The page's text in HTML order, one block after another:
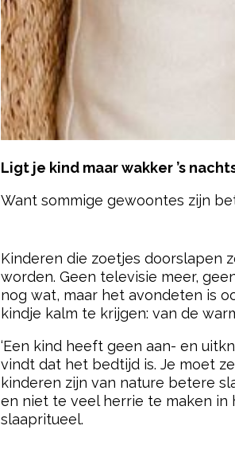
Ligt je kind maar wakker ’s
Want sommige gewoontes zijn
Kinderen die zoetjes doorslapen
worden. Geen televisie meer,
nog wat, maar het avondeten is
kindje kalm te krijgen: van de
‘Een kind heeft geen aan- en
vindt dat het bedtijd is. Je moet
kinderen zijn van nature betere
en niet te veel herrie te maken
slaapritueel.